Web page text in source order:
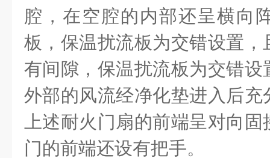
腔，在空腔的内部还呈横向
板，保温扰流板为交错设置
有间隙，保温扰流板为交错
外部的风流经净化垫进入后
上述耐火门扇的前端呈对向
门的前端还设有把手。